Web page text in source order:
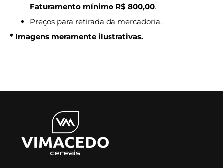
Faturamento mínimo R$ 800,00.
Preços para retirada da mercadoria.
* Imagens meramente ilustrativas.